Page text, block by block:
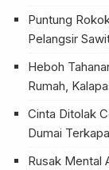
Puntung
Pelangsir
Heboh
Rumah,
Cinta Ditolak
Dumai
Rusak Mental